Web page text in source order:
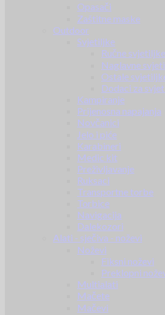
Opasači
Zaštitne maske
Outdoor
Svjetiljke
Ručne svjetiljke
Naglavne
Ostale
Dodaci za
Kampiranje
Prijenosna napajanja
Novčanici
Jelo i piće
Karabineri
Medic kit
Preživljavanje
Ruksaci
Transportne torbe
Torbice
Navigacija
Dalekozori
Alati - sječiva - noževi
Noževi
Fiksni noževi
Preklopni
Multialati
Mačete
Mačevi